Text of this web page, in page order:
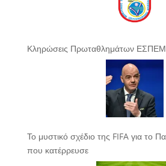
Κληρώσεις Πρωταθλημάτων
Το μυστικό σχέδιο της FIFA για το
που κατέρρευσε